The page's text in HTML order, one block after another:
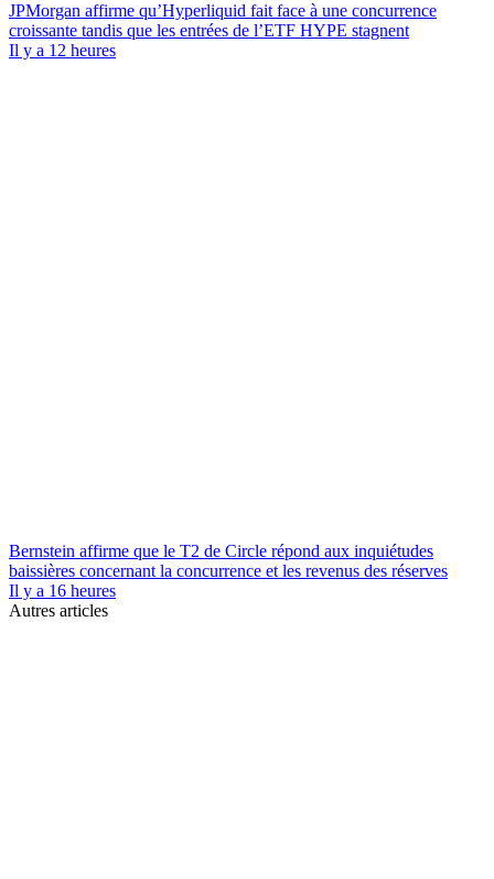
JPMorgan affirme qu’Hyperliquid fait face à une concurrence
croissante tandis que les entrées de l’ETF HYPE stagnent
Il y a 12 heures
Bernstein affirme que le T2 de Circle répond aux inquiétudes
baissières concernant la concurrence et les revenus des réserves
Il y a 16 heures
Autres articles